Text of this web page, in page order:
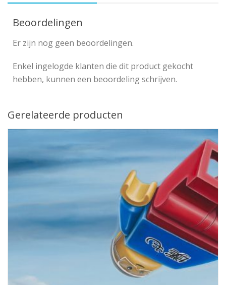
Beoordelingen
Er zijn nog geen beoordelingen.
Enkel ingelogde klanten die dit product gekocht
hebben, kunnen een beoordeling schrijven.
Gerelateerde producten